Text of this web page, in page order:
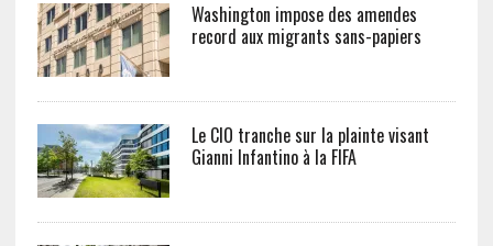
Washington impose des amendes
record aux migrants sans-papiers
Le CIO tranche sur la plainte visant
Gianni Infantino à la FIFA